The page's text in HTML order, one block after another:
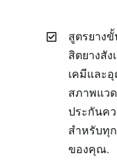
สูตรยาง
สิตยางสั
เคมีและ
สภาพแว
ประกันค
สำหรับทุ
ของคุณ.